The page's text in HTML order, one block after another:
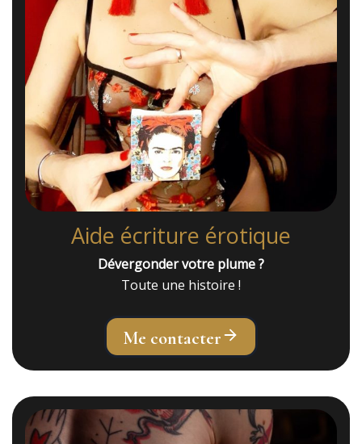
Aide écriture érotique
Dévergonder votre plume ?
Toute une histoire !
Me contacter